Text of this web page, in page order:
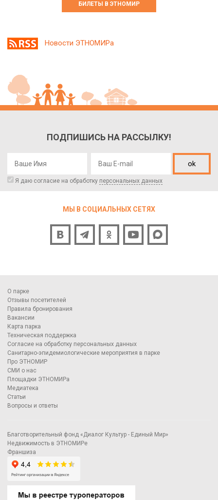
БИЛЕТЫ В ЭТНОМИР
Новости ЭТНОМИРа
ПОДПИШИСЬ НА РАССЫЛКУ!
ok
Я даю согласие на обработку персональных данных
МЫ В СОЦИАЛЬНЫХ СЕТЯХ
О парке
Отзывы посетителей
Правила бронирования
Вакансии
Карта парка
Техническая поддержка
Согласие на обработку персональных данных
Санитарно-эпидемиологические мероприятия в парке
Про ЭТНОМИР
СМИ о нас
Площадки ЭТНОМИРа
Медиатека
Статьи
Вопросы и ответы
Благотворительный фонд «Диалог Культур - Единый Мир»
Недвижимость в ЭТНОМИРе
Франшиза